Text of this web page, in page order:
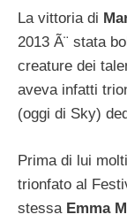
La vittoria di
2013 Ã¨ stata
creature dei
aveva infatti
(oggi di Sky)
Prima di lui
trionfato al
stessa Emma